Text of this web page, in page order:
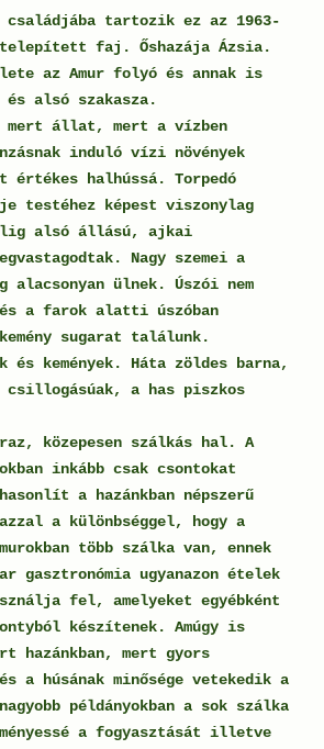
családjába tartozik ez az 1963-
faj. Őshazája Ázsia.
az Amur folyó és annak is
és alsó szakasza.
mert állat, mert a vízben
induló vízi növények
értékes halhússá. Torpedó
testéhez képest viszonylag
alsó állású, ajkai
Nagy szemei a
alacsonyan ülnek. Úszói nem
a farok alatti úszóban
sugarat találunk.
és kemények. Háta zöldes barna,
csillogásúak, a has piszkos
közepesen szálkás hal. A
inkább csak csontokat
a hazánkban népszerű
a különbséggel, hogy a
több szálka van, ennek
gasztronómia ugyanazon ételek
fel, amelyeket egyébként
készítenek. Amúgy is
hazánkban, mert gyors
a húsának minősége vetekedik a
példányokban a sok szálka
a fogyasztását illetve